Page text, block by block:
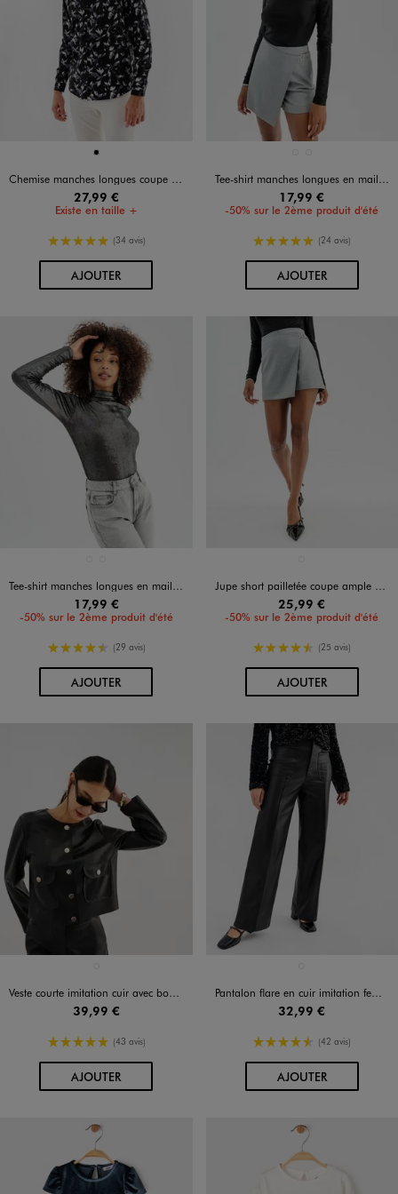
Disponible en 1 coloris
NOIR
Chemise manches longues coupe droite en coton imprimé homme
27,99 €
Existe en taille +
5/5 de moyenne
(34 avis)
AJOUTERAU PANIER
Tee-shirt manches longues en maille scintillante femme
17,99 €
-50% sur le 2ème produit d'été
5/5 de moyenne
(24 avis)
AJOUTERAU PANIER
Tee-shirt manches longues en maille scintillante femme
17,99 €
-50% sur le 2ème produit d'été
4.5/5 de moyenne
(29 avis)
AJOUTERAU PANIER
Jupe short pailletée coupe ample à boucle femme
25,99 €
-50% sur le 2ème produit d'été
4.5/5 de moyenne
(25 avis)
AJOUTERAU PANIER
Veste courte imitation cuir avec boutons fantaisie femme
39,99 €
5/5 de moyenne
(43 avis)
AJOUTERAU PANIER
Pantalon flare en cuir imitation femme
32,99 €
4.5/5 de moyenne
(42 avis)
AJOUTERAU PANIER